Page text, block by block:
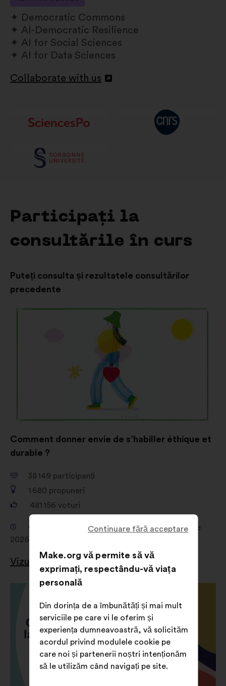
Democratic Commons
AI-Democratic Resilience
AI for Social Sciences
AI for Data Sciences
Collaborate with us
Deschidere
Participați la
consultările în curs
Puteți consulta și rezultatele consultărilor
precedente
Comment donner envie de s’habiller éthique et
durable ?
38 149 participanți
1 680 propuneri
481 156 voturi
Consultare de la 19 februarie 2026 la 16 aprilie
2026
Vizualizarea rezultatelor
Continuare fără acceptare
Make.org vă permite să vă
exprimați, respectându-vă viața
personală
Din dorința de a îmbunătăți și mai mult
serviciile pe care vi le oferim și
experiența dumneavoastră, vă solicităm
acordul privind modulele cookie pe
care noi și partenerii noștri intenționăm
să le utilizăm când navigați pe site.